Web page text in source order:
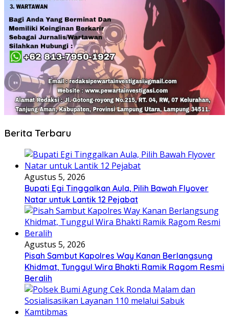
Berita Terbaru
Agustus 5, 2026
Bupati Egi Tinggalkan Aula, Pilih Bawah Flyover
Natar untuk Lantik 12 Pejabat
Agustus 5, 2026
Pisah Sambut Kapolres Way Kanan Berlangsung
Khidmat, Tunggul Wira Bhakti Ramik Ragom Resmi
Beralih